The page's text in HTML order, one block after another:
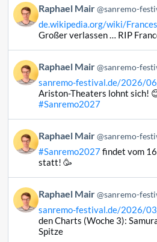
Beitrag
von
Raphael
Bluesky
ansehen
Raphael Mair @sanremo-
de.wikipedia.org/wiki/
Großer verlassen … RIP
Beitrag
von
Raphael
ansehen
Raphael Mair @sanremo-
sanremo-festival.de/2026/
Ariston-Theaters lohnt sich!
#Sanremo2027
Beitrag
von
Raphael
Bluesky
ansehen
Raphael Mair @sanremo-
#Sanremo2027findet vom
statt! 🥳
Beitrag
von
Raphael
Raphael Mair @sanremo-
sanremo-festival.de/2026/
den Charts (Woche 3):
Spitze